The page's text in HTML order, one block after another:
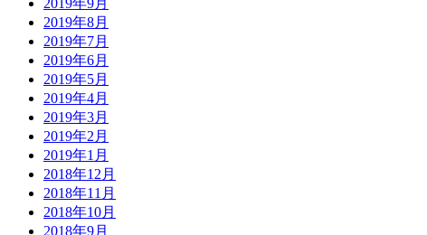
2019年8月
2019年7月
2019年6月
2019年5月
2019年4月
2019年3月
2019年2月
2019年1月
2018年12月
2018年11月
2018年10月
2018年9月